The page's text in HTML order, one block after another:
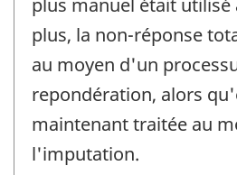
plus manuel était utilisé
plus, la non-réponse
au moyen d'un
repondération, alors
maintenant traitée au
l'imputation.